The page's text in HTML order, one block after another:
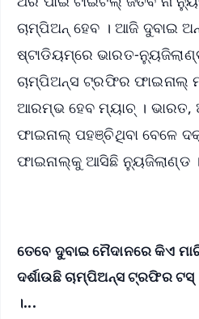
ଚାମ୍ପିଅନ୍ ହେବ । ଆଜି ଦୁବାଇ
ଷ୍ଟାଡିୟମ୍‌ରେ ଭାରତ-
ଚାମ୍ପିଅନ୍ସ ଟ୍ରଫିର ଫାଇନାଲ୍
ଆରମ୍ଭ ହେବ ମ୍ୟାଚ୍ ।
ଫାଇନାଲ୍ ପହଞ୍ଚିଥିବା ବେଳେ
ଫାଇନାଲ୍‌କୁ ଆସିଛି ନ୍ୟୁଜିଲାଣ୍ଡ ।
ତେବେ ଦୁବାଇ ମୈଦାନରେ କିଏ
ଦର୍ଶାଉଛି ଚାମ୍ପିଅନ୍ସ ଟ୍ରଫିର
।...